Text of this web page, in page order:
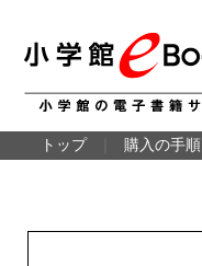
トップ 購入の手順